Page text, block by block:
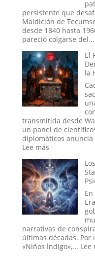
persistente que
Maldición de
desde 1840 hasta
pareció colgarse del...
El
la
transmitida desde
un panel de
diplomáticos
Lee más:
Ritual
del
Fin
del
Mundo:
Dentro
la
Sala
donde
narrativas de
últimas décadas. Por
«Niños Índigo»,... Lee